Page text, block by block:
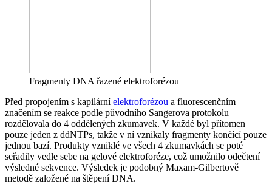
Fragmenty DNA řazené elektroforézou
Před propojením s kapilárníelektroforézou a fluorescenčním
značením se reakce podle původního Sangerova protokolu
rozdělovala do 4 oddělených zkumavek. V každé byl přítomen
pouze jeden z ddNTPs, takže v ní vznikaly fragmenty končící pouze
jednou bazí. Produkty vzniklé ve všech 4 zkumavkách se poté
seřadily vedle sebe na gelové elektroforéze, což umožnilo odečtení
výsledné sekvence. Výsledek je podobný Maxam-Gilbertově
metodě založené na štěpení DNA.